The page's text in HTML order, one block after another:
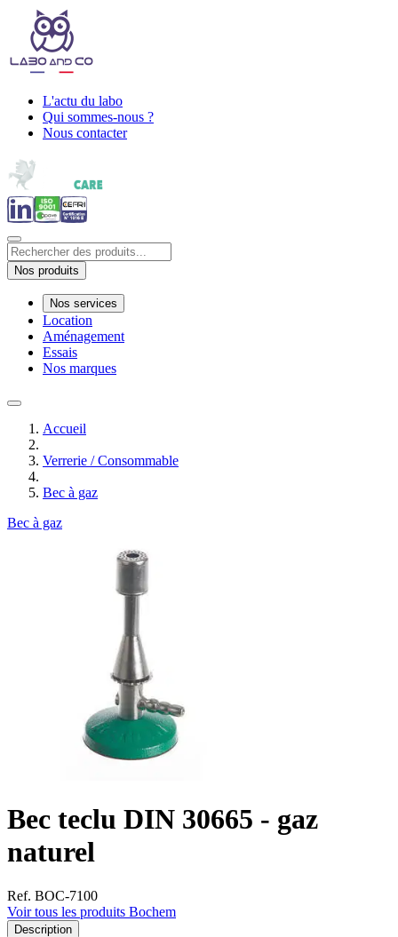
L'actu du labo
Qui sommes-nous ?
Nous contacter
Nos produits
Nos services
Location
Aménagement
Essais
Nos marques
Accueil
Verrerie / Consommable
Bec à gaz
Bec à gaz
Bec teclu DIN 30665 - gaz
naturel
Ref. BOC-7100
Voir tous les produits Bochem
Description